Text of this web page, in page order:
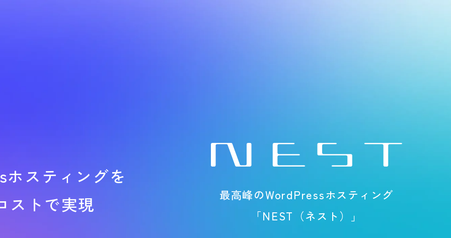
ホスティングを
ストで実現
最高峰のWordPressホスティング
「NEST（ネスト）」